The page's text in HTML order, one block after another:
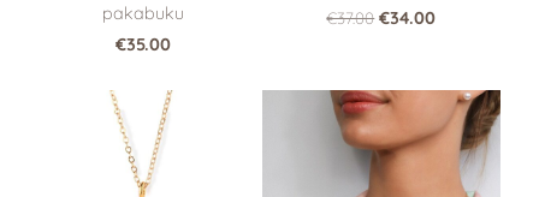
pakabuku
€35.00
€37.00 €34.00